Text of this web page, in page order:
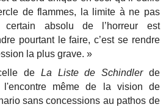
de flammes, la limite à ne pas
certain absolu de l’horreur est
pourtant le faire, c’est se rendre
la plus grave. »
de La Liste de Schindlerde
même de la vision de
sans concessions au pathos de